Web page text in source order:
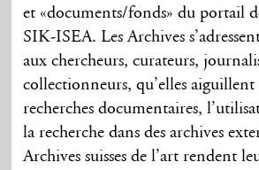
et «documents/fonds» du portail
SIK-ISEA. Les Archives
aux chercheurs, curateurs,
collectionneurs, qu’elles aiguillent
recherches documentaires,
la recherche dans des archives
Archives suisses de l’art rendent